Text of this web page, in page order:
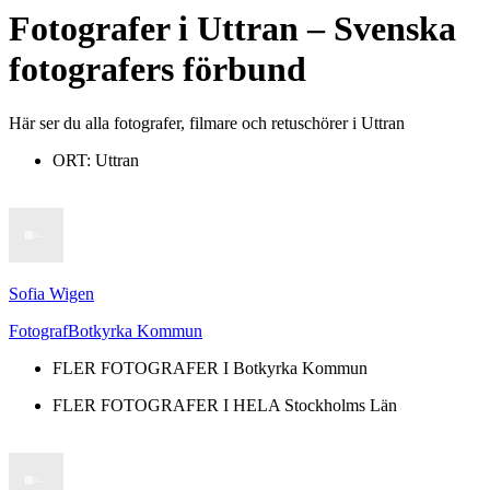
Fotograferi Uttran– Svenska
fotografers förbund
Här ser du alla fotografer, filmare och retuschörer i Uttran
ORT: Uttran
Sofia Wigen
FotografBotkyrka Kommun
FLER FOTOGRAFER I Botkyrka Kommun
FLER FOTOGRAFER I HELA Stockholms Län